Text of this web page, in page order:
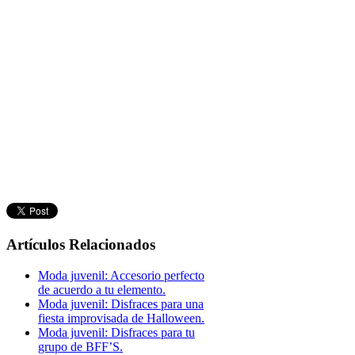
Artículos Relacionados
Moda juvenil: Accesorio perfecto
de acuerdo a tu elemento.
Moda juvenil: Disfraces para una
fiesta improvisada de Halloween.
Moda juvenil: Disfraces para tu
grupo de BFF’S.